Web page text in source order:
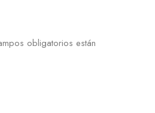
obligatorios están